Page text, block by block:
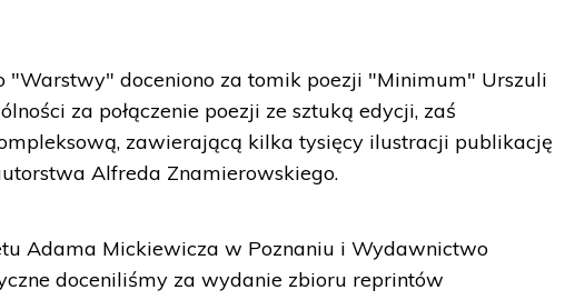
"Warstwy" doceniono za tomik poezji "Minimum" Urszuli
za połączenie poezji ze sztuką edycji, zaś
zawierającą kilka tysięcy ilustracji publikację
Alfreda Znamierowskiego.
Adama Mickiewicza w Poznaniu i Wydawnictwo
doceniliśmy za wydanie zbioru reprintów